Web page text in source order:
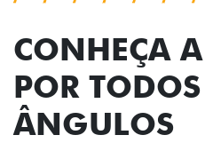
CONHEÇA
POR
ÂNGULOS